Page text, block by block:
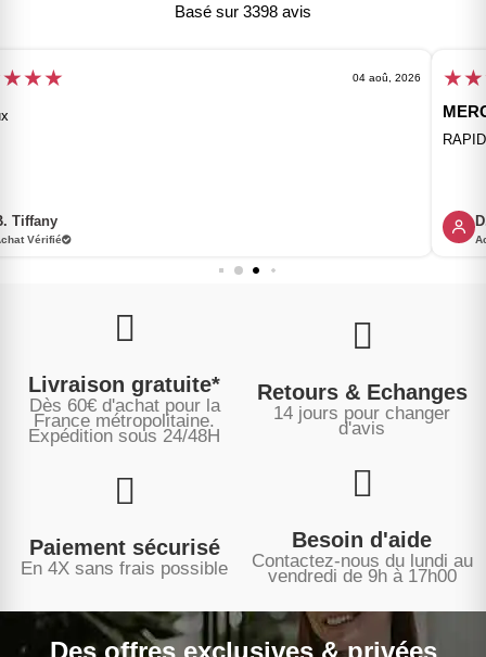
Basé sur 3398 avis
★★★ 04 aoû, 2026
D. Alain
Achat Vérifié
Livraison gratuite*
Dès 60€ d'achat pour la
France métropolitaine.
Expédition sous 24/48H
Retours & Echanges
14 jours pour changer
d'avis
Paiement sécurisé
En 4X sans frais possible
Besoin d'aide
Contactez-nous du lundi au
vendredi de 9h à 17h00
Des offres exclusives & privées